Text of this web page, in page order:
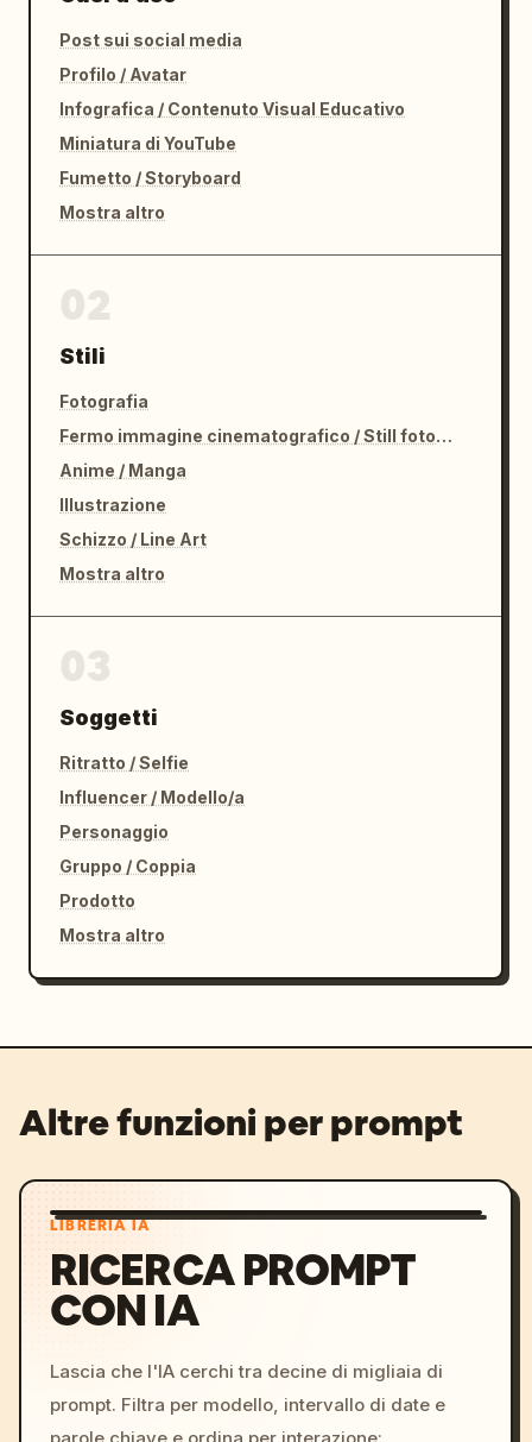
Post sui social media
Profilo / Avatar
Infografica / Contenuto Visual Educativo
Miniatura di YouTube
Fumetto / Storyboard
Mostra altro
Stili
Fotografia
Fermo immagine cinematografico / Still fotografico
Anime / Manga
Illustrazione
Schizzo / Line Art
Mostra altro
Soggetti
Ritratto / Selfie
Influencer / Modello/a
Personaggio
Gruppo / Coppia
Prodotto
Mostra altro
Altre funzioni per prompt
LIBRERIA IA
RICERCA PROMPT
CON IA
Lascia che l'IA cerchi tra decine di migliaia di
prompt. Filtra per modello, intervallo di date e